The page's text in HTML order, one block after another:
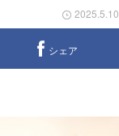
2025.5.10
シェア